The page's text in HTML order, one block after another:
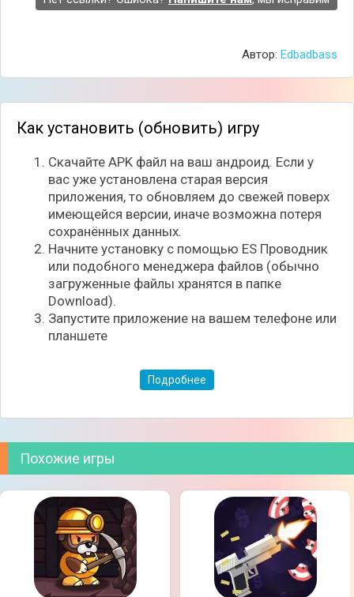
Со временем вы сможете подняться по карьерной
приумножить доход. Выполняйте цели своей семьи
поможет вам развиваться ещё быстрее. Игра
жизни The Sims, который имеет схожий игровой
процесс.
Особенности игры:
Десятки вариантов развития событий;
Различные профессии для освоения;
Автор: Edbadbass
Как установить (обновить) игру
Скачайте APK файл на ваш андроид. Если у
вас уже установлена старая версия
приложения, то обновляем до свежей поверх
имеющейся версии, иначе возможна потеря
сохранённых данных.
Начните установку с помощью ES Проводник
или подобного менеджера файлов (обычно
загруженные файлы хранятся в папке
Download).
Запустите приложение на вашем телефоне или
планшете
Подробнее
Похожие игры